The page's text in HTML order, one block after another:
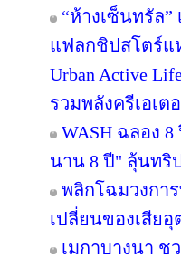
“ห้างเซ็นทรัล
แฟลกชิปสโตร์แ
Urban Active
รวมพลังครีเอเ
WASH ฉลอง
นาน 8 ปี" ลุ้นทริ
พลิกโฉมวงกา
เปลี่ยนของเสีย
เมกาบางนา ช